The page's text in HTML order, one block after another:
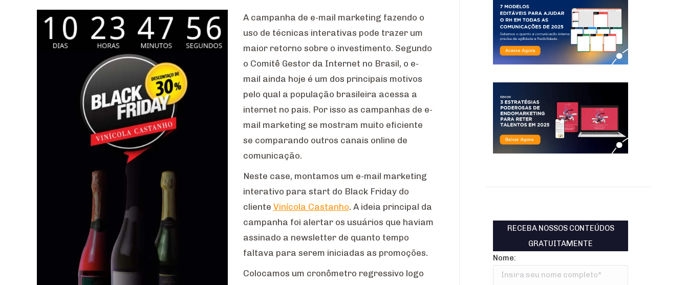
A campanha de e-mail marketing fazendo o
uso de técnicas interativas pode trazer um
maior retorno sobre o investimento. Segundo
o Comitê Gestor da Internet no Brasil, o e-
mail ainda hoje é um dos principais motivos
pelo qual a população brasileira acessa a
internet no pais. Por isso as campanhas de e-
mail marketing se mostram muito eficiente
se comparando outros canais online de
comunicação.
Neste case, montamos um e-mail marketing
interativo para start do Black Friday do
cliente Vinícola Castanho. A ideia principal da
campanha foi alertar os usuários que haviam
assinado a newsletter de quanto tempo
faltava para serem iniciadas as promoções.
Colocamos um cronômetro regressivo logo
RECEBA NOSSOS CONTEÚDOS
GRATUITAMENTE
Nome: